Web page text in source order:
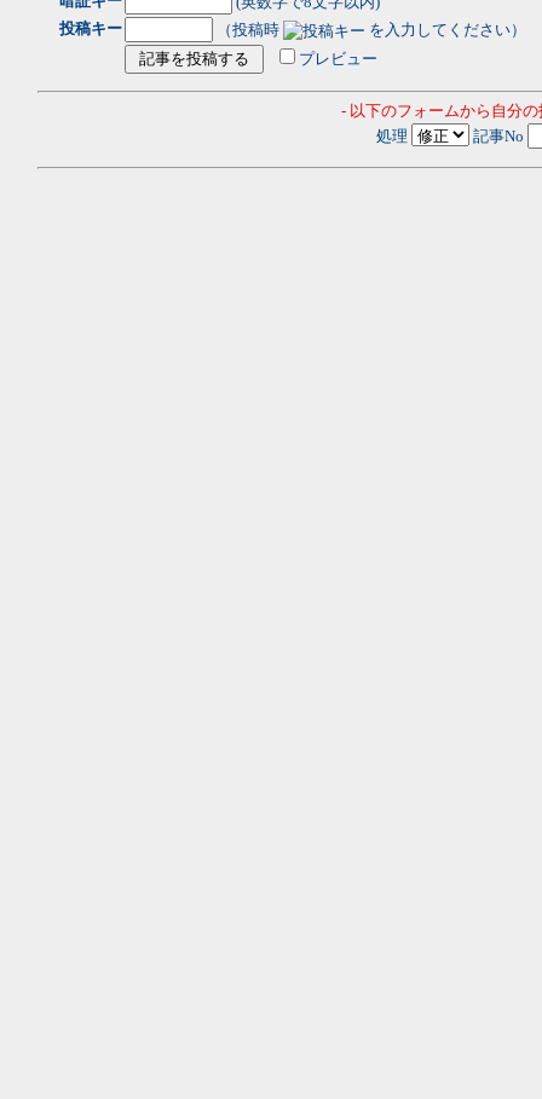
投稿キー
（投稿時
を入力してください）
プレビュー
- 以下のフォームから自分
処理
記事No